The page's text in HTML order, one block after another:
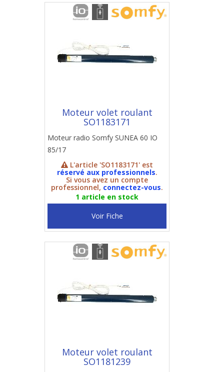
Moteur volet roulant
SO1183171
Moteur radio Somfy SUNEA 60 IO
85/17
L'article 'SO1183171' est
réservé aux professionnels.
Si vous avez un compte
professionnel, connectez-vous.
1 article en stock
Voir Fiche
Moteur volet roulant
SO1181239